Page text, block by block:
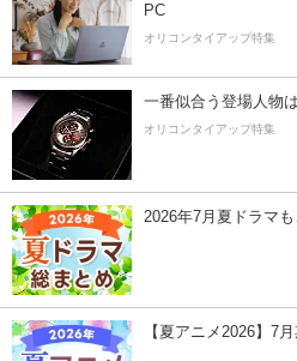
PC
オリコンタイアップ特集
一番似合う登場人物
オリコンタイアップ特集
2026年7月夏ドラマ
【夏アニメ2026】7